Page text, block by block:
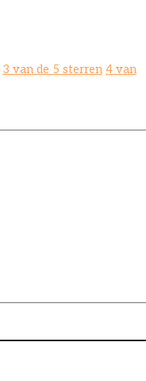
3 van de 5 sterren 4 van